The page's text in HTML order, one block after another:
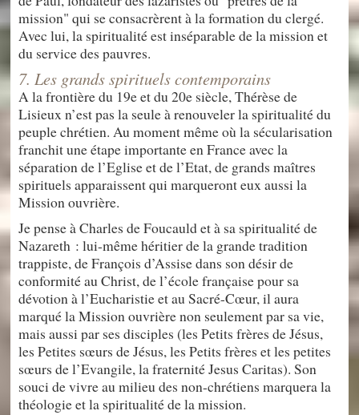
mission" qui se consacrèrent à la formation du clergé.
Avec lui, la spiritualité est inséparable de la mission et
du service des pauvres.
7. Les grands spirituels contemporains
A la frontière du 19e et du 20e siècle, Thérèse de
Lisieux n’est pas la seule à renouveler la spiritualité du
peuple chrétien. Au moment même où la sécularisation
franchit une étape importante en France avec la
séparation de l’Eglise et de l’Etat, de grands maîtres
spirituels apparaissent qui marqueront eux aussi la
Mission ouvrière.
Je pense à Charles de Foucauld et à sa spiritualité de
Nazareth : lui-même héritier de la grande tradition
trappiste, de François d’Assise dans son désir de
conformité au Christ, de l’école française pour sa
dévotion à l’Eucharistie et au Sacré-Cœur, il aura
marqué la Mission ouvrière non seulement par sa vie,
mais aussi par ses disciples (les Petits frères de Jésus,
les Petites sœurs de Jésus, les Petits frères et les petites
sœurs de l’Evangile, la fraternité Jesus Caritas). Son
souci de vivre au milieu des non-chrétiens marquera la
théologie et la spiritualité de la mission.